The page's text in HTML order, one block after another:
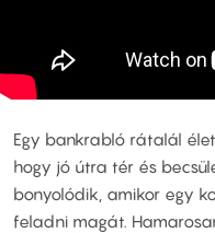
Egy bankrabló rátalál
hogy jó útra tér és
bonyolódik, amikor egy
feladni magát.